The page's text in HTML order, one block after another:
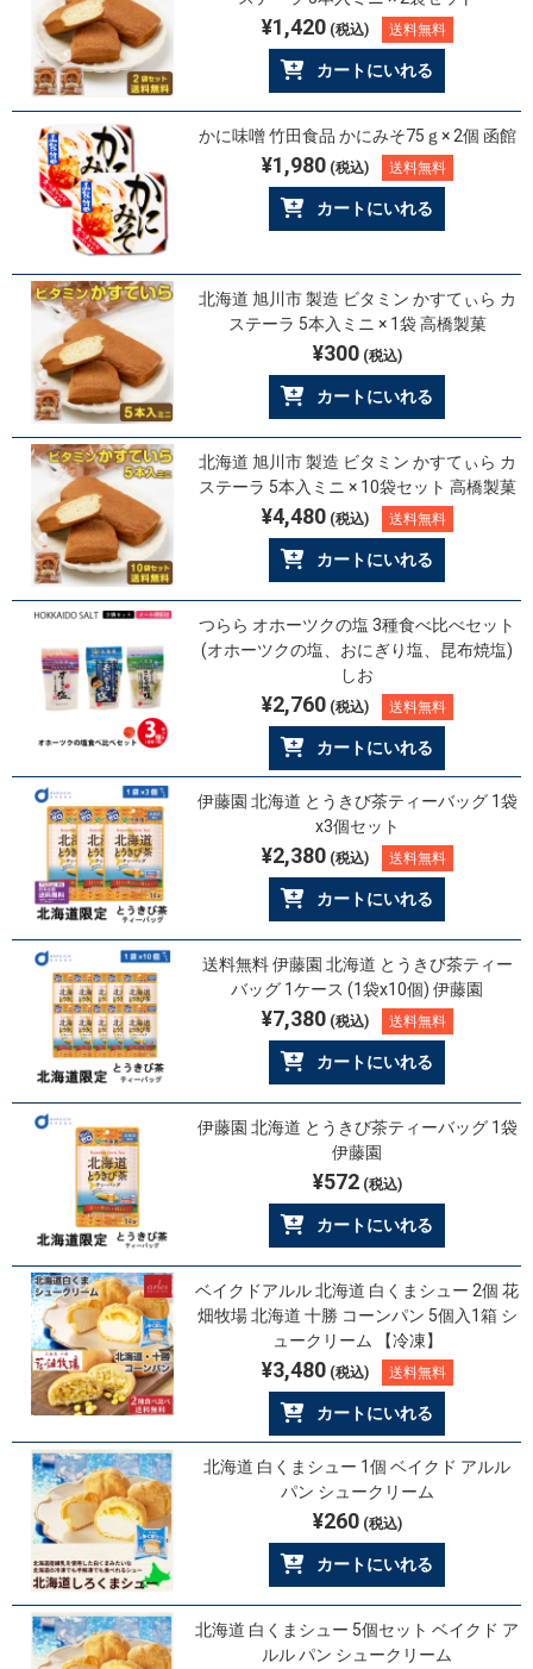
¥1,420(税込) 送料無料
カートにいれる
かに味噌 竹田食品 かにみそ75ｇ× 2個 函館
¥1,980(税込) 送料無料
カートにいれる
北海道 旭川市 製造 ビタミン かすてぃら カ
ステーラ 5本入ミニ × 1袋 高橋製菓
¥300(税込)
カートにいれる
北海道 旭川市 製造 ビタミン かすてぃら カ
ステーラ 5本入ミニ × 10袋セット 高橋製菓
¥4,480(税込) 送料無料
カートにいれる
つらら オホーツクの塩 3種食べ比べセット
(オホーツクの塩、おにぎり塩、昆布焼塩)
しお
¥2,760(税込) 送料無料
カートにいれる
伊藤園 北海道 とうきび茶ティーバッグ 1袋
x3個セット
¥2,380(税込) 送料無料
カートにいれる
送料無料 伊藤園 北海道 とうきび茶ティー
バッグ 1ケース (1袋x10個) 伊藤園
¥7,380(税込) 送料無料
カートにいれる
伊藤園 北海道 とうきび茶ティーバッグ 1袋
伊藤園
¥572(税込)
カートにいれる
ベイクドアルル 北海道 白くまシュー 2個 花
畑牧場 北海道 十勝 コーンパン 5個入1箱 シ
ュークリーム 【冷凍】
¥3,480(税込) 送料無料
カートにいれる
北海道 白くまシュー 1個 ベイクド アルル
パン シュークリーム
¥260(税込)
カートにいれる
北海道 白くまシュー 5個セット ベイクド ア
ルル パン シュークリーム